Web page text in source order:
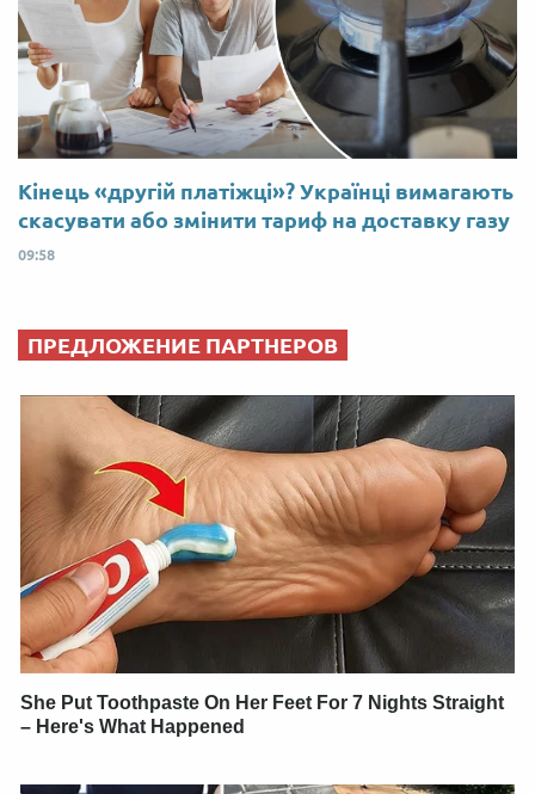
Кінець «другій платіжці»? Українці вимагають
скасувати або змінити тариф на доставку газу
09:58
ПРЕДЛОЖЕНИЕ ПАРТНЕРОВ
She Put Toothpaste On Her Feet For 7 Nights Straight
– Here's What Happened